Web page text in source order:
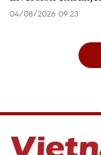
04/08/2026 09:23